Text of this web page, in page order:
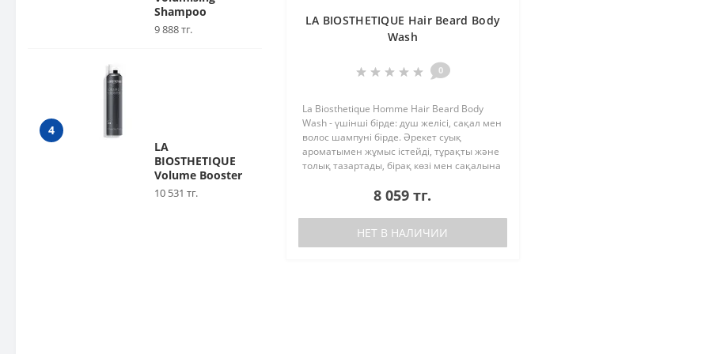
Shampoo
9 888 тг.
4
LA
BIOSTHETIQUE
Volume Booster
10 531 тг.
LA BIOSTHETIQUE Hair Beard Body
Wash
0
La Biosthetique Homme Hair Beard Body
Wash - үшінші бірде: душ желісі, сақал мен
волос шампуні бірде. Әрекет суық
ароматымен жұмыс істейді, тұрақты және
толық тазартады, бірақ көзі мен сақалына
8 059 тг.
НЕТ В НАЛИЧИИ